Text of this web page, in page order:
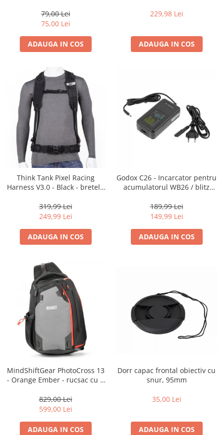
79,00 Lei
75,00 Lei
ADAUGA IN COS
229,98 Lei
ADAUGA IN COS
Think Tank Pixel Racing
Harness V3.0 - Black - bretele
319,99 Lei
249,99 Lei
ADAUGA IN COS
Godox C26 - Incarcator pentru
acumulatorul WB26 / blitz
189,99 Lei
149,99 Lei
ADAUGA IN COS
MindShiftGear PhotoCross 13
- Orange Ember - rucsac cu o
829,00 Lei
599,00 Lei
ADAUGA IN COS
Dorr capac frontal obiectiv cu
snur, 95mm
35,00 Lei
ADAUGA IN COS